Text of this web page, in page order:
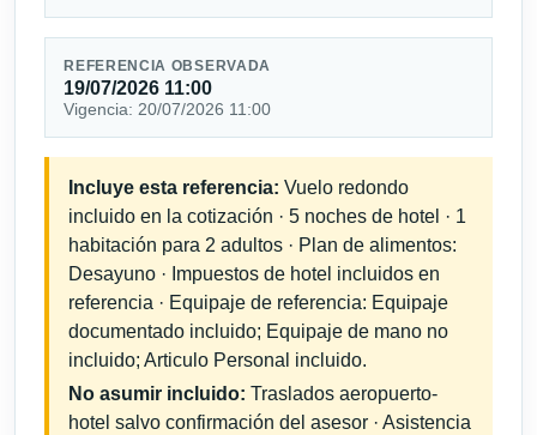
REFERENCIA OBSERVADA
19/07/2026 11:00
Vigencia: 20/07/2026 11:00
Incluye esta referencia: Vuelo redondo
incluido en la cotización · 5 noches de hotel · 1
habitación para 2 adultos · Plan de alimentos:
Desayuno · Impuestos de hotel incluidos en
referencia · Equipaje de referencia: Equipaje
documentado incluido; Equipaje de mano no
incluido; Articulo Personal incluido.
No asumir incluido: Traslados aeropuerto-
hotel salvo confirmación del asesor · Asistencia